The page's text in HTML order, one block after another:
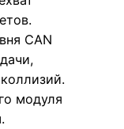
CAN
модуля